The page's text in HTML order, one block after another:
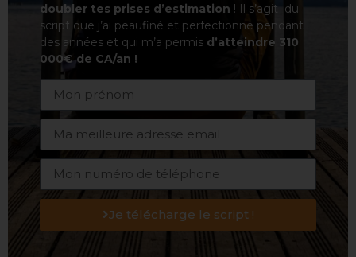
doubler tes prises d’estimation ! Il s’agit du
script que j’ai peaufiné et perfectionné pendant
des années et qui m’a permis d’atteindre 310
000€ de CA/an !
Je télécharge le script !